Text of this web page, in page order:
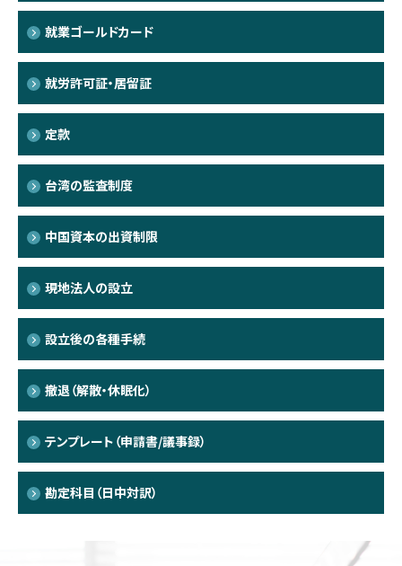
就業ゴールドカード
就労許可証・居留証
定款
台湾の監査制度
中国資本の出資制限
現地法人の設立
設立後の各種手続
撤退（解散・休眠化）
テンプレート（申請書/議事録）
勘定科目（日中対訳）